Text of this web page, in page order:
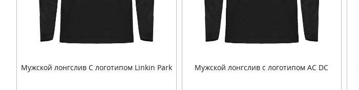
Мужской лонгслив С логотипом Linkin Park Мужской лонгслив с логотипом AC DC